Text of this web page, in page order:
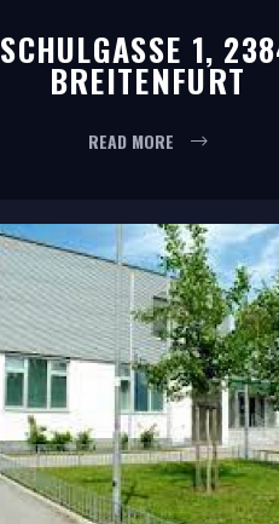
SCHULGASSE 1,
BREITENFURT
READ MORE